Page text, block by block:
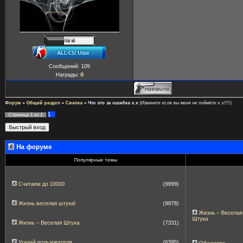
Сообщений: 109
Награды: 0
Форум » Общий раздел » Свалка » Что это за ошибка x.x (Извините если вы меня не поймёте х.х!!!!)
Страница 1 из 1
1
На форуме
Популярные темы
Считаем до 10000 (9999)
Жизнь веселая штука! (9978)
Жизнь – Веселая Штука (7331)
Жизнь – Веселая
Штука